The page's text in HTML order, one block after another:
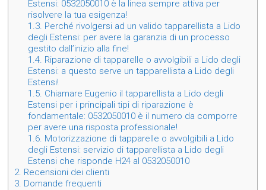
Estensi: 0532050010 è la linea sempre attiva per
risolvere la tua esigenza!
1.3. Perché rivolgersi ad un valido tapparellista a Lido
degli Estensi: per avere la garanzia di un processo
gestito dall’inizio alla fine!
1.4. Riparazione di tapparelle o avvolgibili a Lido degli
Estensi: a questo serve un tapparellista a Lido degli
Estensi!
1.5. Chiamare Eugenio il tapparellista a Lido degli
Estensi per i principali tipi di riparazione è
fondamentale: 0532050010 è il numero da comporre
per avere una risposta professionale!
1.6. Motorizzazione di tapparelle o avvolgibili a Lido
degli Estensi: servizio di tapparellista a Lido degli
Estensi che risponde H24 al 0532050010
2. Recensioni dei clienti
3. Domande frequenti